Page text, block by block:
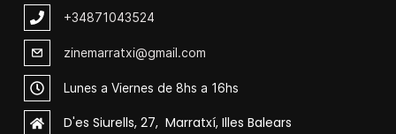
+34871043524
zinemarratxi@gmail.com
Lunes a Viernes de 8hs a 16hs
D'es Siurells, 27, Marratxí, Illes Balears